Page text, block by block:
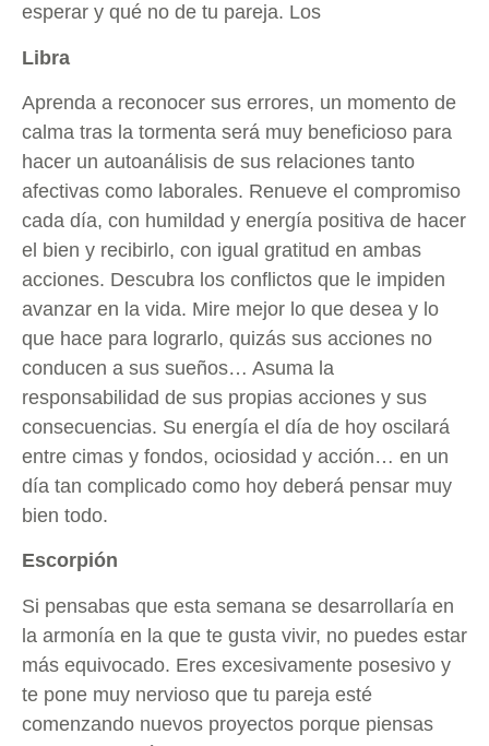
esperar y qué no de tu pareja. Los
Libra
Aprenda a reconocer sus errores, un momento de
calma tras la tormenta será muy beneficioso para
hacer un autoanálisis de sus relaciones tanto
afectivas como laborales. Renueve el compromiso
cada día, con humildad y energía positiva de hacer
el bien y recibirlo, con igual gratitud en ambas
acciones. Descubra los conflictos que le impiden
avanzar en la vida. Mire mejor lo que desea y lo
que hace para lograrlo, quizás sus acciones no
conducen a sus sueños… Asuma la
responsabilidad de sus propias acciones y sus
consecuencias. Su energía el día de hoy oscilará
entre cimas y fondos, ociosidad y acción… en un
día tan complicado como hoy deberá pensar muy
bien todo.
Escorpión
Si pensabas que esta semana se desarrollaría en
la armonía en la que te gusta vivir, no puedes estar
más equivocado. Eres excesivamente posesivo y
te pone muy nervioso que tu pareja esté
comenzando nuevos proyectos porque piensas